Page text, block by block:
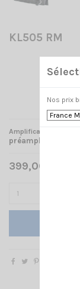
KL505 RM
Amplificateur
préamplificateur
399,00 € TTC
Nos prix